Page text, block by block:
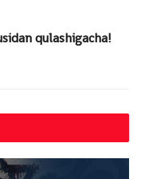
qulashigacha!